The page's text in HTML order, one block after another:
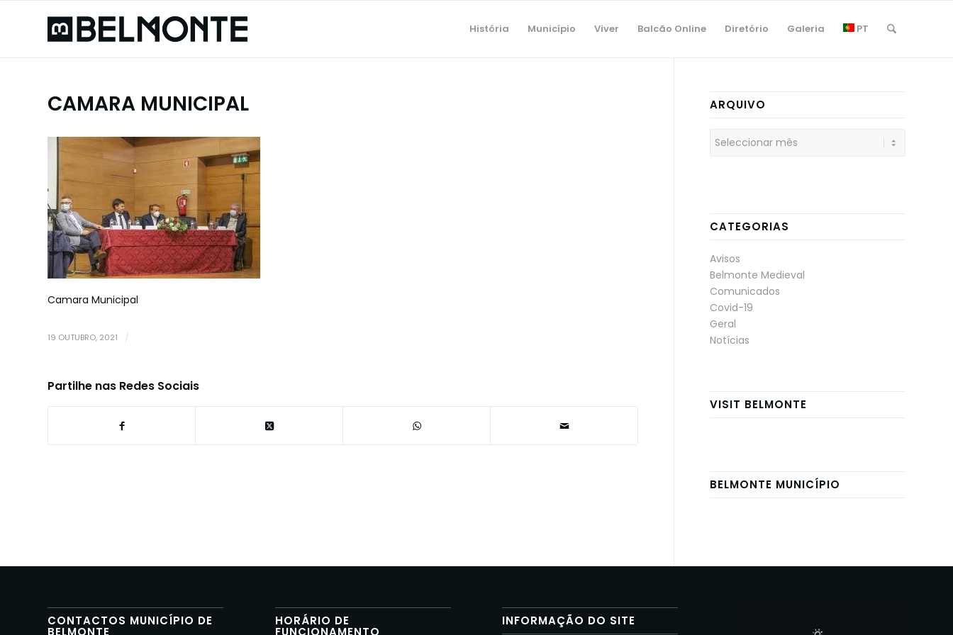
História Município Viver Balcão Online Diretório Galeria PT
CAMARA MUNICIPAL
Camara Municipal
19 OUTUBRO, 2021 /
Partilhe nas Redes Sociais
ARQUIVO
CATEGORIAS
Avisos
Belmonte Medieval
Comunicados
Covid-19
Geral
Notícias
VISIT BELMONTE
BELMONTE MUNICÍPIO
CONTACTOS MUNICÍPIO DE
BELMONTE
HORÁRIO DE
FUNCIONAMENTO
INFORMAÇÃO DO SITE